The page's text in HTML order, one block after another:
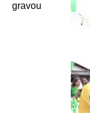
gravou